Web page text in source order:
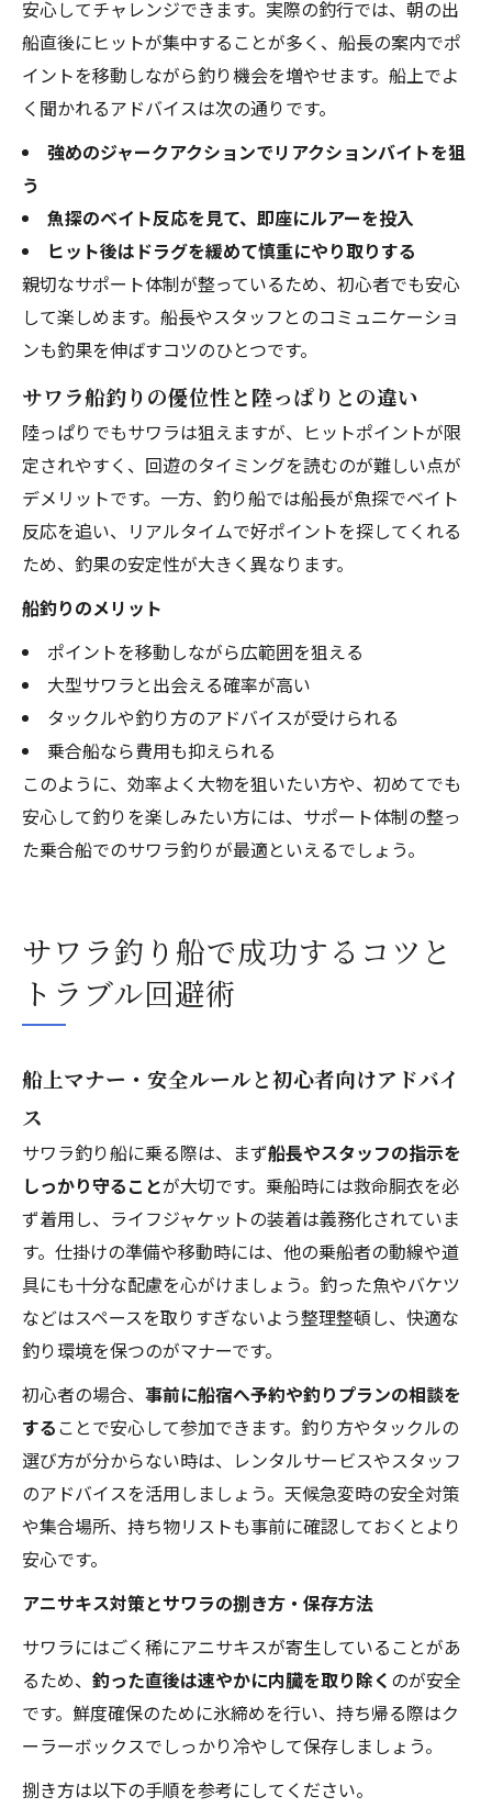
安心してチャレンジできます。実際の釣行では、朝の出
船直後にヒットが集中することが多く、船長の案内でポ
イントを移動しながら釣り機会を増やせます。船上でよ
く聞かれるアドバイスは次の通りです。
強めのジャークアクションでリアクションバイトを狙
う
魚探のベイト反応を見て、即座にルアーを投入
ヒット後はドラグを緩めて慎重にやり取りする
親切なサポート体制が整っているため、初心者でも安心
して楽しめます。船長やスタッフとのコミュニケーショ
ンも釣果を伸ばすコツのひとつです。
サワラ船釣りの優位性と陸っぱりとの違い
陸っぱりでもサワラは狙えますが、ヒットポイントが限
定されやすく、回遊のタイミングを読むのが難しい点が
デメリットです。一方、釣り船では船長が魚探でベイト
反応を追い、リアルタイムで好ポイントを探してくれる
ため、釣果の安定性が大きく異なります。
船釣りのメリット
ポイントを移動しながら広範囲を狙える
大型サワラと出会える確率が高い
タックルや釣り方のアドバイスが受けられる
乗合船なら費用も抑えられる
このように、効率よく大物を狙いたい方や、初めてでも
安心して釣りを楽しみたい方には、サポート体制の整っ
た乗合船でのサワラ釣りが最適といえるでしょう。
サワラ釣り船で成功するコツと
トラブル回避術
船上マナー・安全ルールと初心者向けアドバイ
ス
サワラ釣り船に乗る際は、まず船長やスタッフの指示を
しっかり守ることが大切です。乗船時には救命胴衣を必
ず着用し、ライフジャケットの装着は義務化されていま
す。仕掛けの準備や移動時には、他の乗船者の動線や道
具にも十分な配慮を心がけましょう。釣った魚やバケツ
などはスペースを取りすぎないよう整理整頓し、快適な
釣り環境を保つのがマナーです。
初心者の場合、 事前に船宿へ予約や釣りプランの相談を
する ことで安心して参加できます。釣り方やタックルの
選び方が分からない時は、レンタルサービスやスタッフ
のアドバイスを活用しましょう。天候急変時の安全対策
や集合場所、持ち物リストも事前に確認しておくとより
安心です。
アニサキス対策とサワラの捌き方・保存方法
サワラにはごく稀にアニサキスが寄生していることがあ
るため、 釣った直後は速やかに内臓を取り除く のが安全
です。鮮度確保のために氷締めを行い、持ち帰る際はク
ーラーボックスでしっかり冷やして保存しましょう。
捌き方は以下の手順を参考にしてください。